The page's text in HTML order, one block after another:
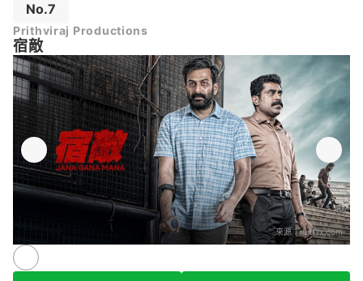
No.7
Prithviraj Productions
宿敵
來源：netflix.com